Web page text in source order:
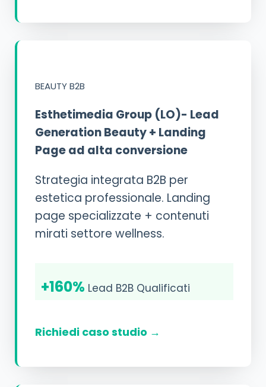
BEAUTY B2B
Esthetimedia Group (LO)- Lead
Generation Beauty + Landing
Page ad alta conversione
Strategia integrata B2B per
estetica professionale. Landing
page specializzate + contenuti
mirati settore wellness.
+160% Lead B2B Qualificati
Richiedi caso studio →